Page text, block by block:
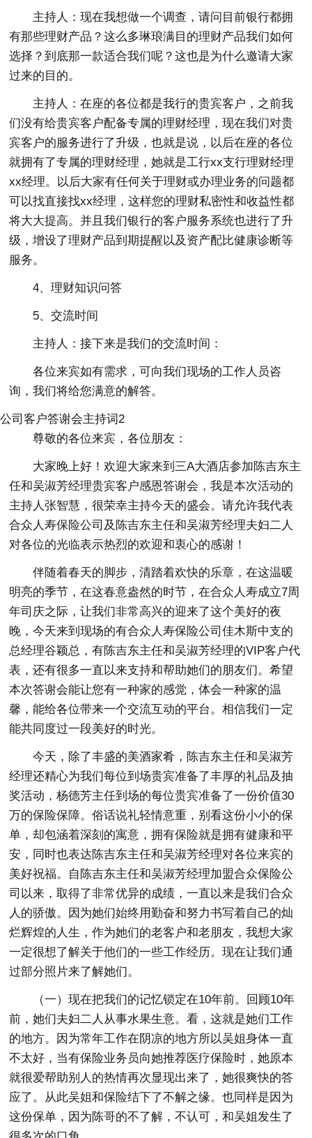
主持人：现在我想做一个调查，请问目前银行都拥
有那些理财产品？这么多琳琅满目的理财产品我们如何
选择？到底那一款适合我们呢？这也是为什么邀请大家
过来的目的。
主持人：在座的各位都是我行的贵宾客户，之前我
们没有给贵宾客户配备专属的理财经理，现在我们对贵
宾客户的服务进行了升级，也就是说，以后在座的各位
就拥有了专属的理财经理，她就是工行xx支行理财经理
xx经理。以后大家有任何关于理财或办理业务的问题都
可以找直接找xx经理，这样您的理财私密性和收益性都
将大大提高。并且我们银行的客户服务系统也进行了升
级，增设了理财产品到期提醒以及资产配比健康诊断等
服务。
4、理财知识问答
5、交流时间
主持人：接下来是我们的交流时间：
各位来宾如有需求，可向我们现场的工作人员咨
询，我们将给您满意的解答。
公司客户答谢会主持词2
尊敬的各位来宾，各位朋友：
大家晚上好！欢迎大家来到三A大酒店参加陈吉东主
任和吴淑芳经理贵宾客户感恩答谢会，我是本次活动的
主持人张智慧，很荣幸主持今天的盛会。请允许我代表
合众人寿保险公司及陈吉东主任和吴淑芳经理夫妇二人
对各位的光临表示热烈的欢迎和衷心的感谢！
伴随着春天的脚步，清踏着欢快的乐章，在这温暖
明亮的季节，在这春意盎然的时节，在合众人寿成立7周
年司庆之际，让我们非常高兴的迎来了这个美好的夜
晚，今天来到现场的有合众人寿保险公司佳木斯中支的
总经理谷颖总，有陈吉东主任和吴淑芳经理的VIP客户代
表，还有很多一直以来支持和帮助她们的朋友们。希望
本次答谢会能让您有一种家的感觉，体会一种家的温
馨，能给各位带来一个交流互动的平台。相信我们一定
能共同度过一段美好的时光。
今天，除了丰盛的美酒家肴，陈吉东主任和吴淑芳
经理还精心为我们每位到场贵宾准备了丰厚的礼品及抽
奖活动，杨德芳主任到场的每位贵宾准备了一份价值30
万的保险保障。俗话说礼轻情意重，别看这份小小的保
单，却包涵着深刻的寓意，拥有保险就是拥有健康和平
安，同时也表达陈吉东主任和吴淑芳经理对各位来宾的
美好祝福。自陈吉东主任和吴淑芳经理加盟合众保险公
司以来，取得了非常优异的成绩，一直以来是我们合众
人的骄傲。因为她们始终用勤奋和努力书写着自己的灿
烂辉煌的人生，作为她们的老客户和老朋友，我想大家
一定很想了解关于他们的一些工作经历。现在让我们通
过部分照片来了解她们。
（一）现在把我们的记忆锁定在10年前。回顾10年
前，她们夫妇二人从事水果生意。看，这就是她们工作
的地方。因为常年工作在阴凉的地方所以吴姐身体一直
不太好，当有保险业务员向她推荐医疗保险时，她原本
就很爱帮助别人的热情再次显现出来了，她很爽快的答
应了。从此吴姐和保险结下了不解之缘。也同样是因为
这份保单，因为陈哥的不了解，不认可，和吴姐发生了